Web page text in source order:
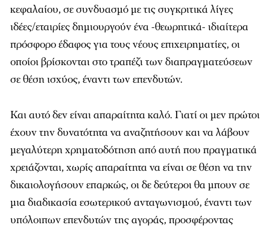
κεφαλαίου, σε συνδυασμό με τις συγκριτικά λίγες
ιδέες/εταιρίες δημιουργούν ένα -θεωρητικά- ιδιαίτερα
πρόσφορο έδαφος για τους νέους επιχειρηματίες, οι
οποίοι βρίσκονται στο τραπέζι των διαπραγματεύσεων
σε θέση ισχύος, έναντι των επενδυτών.
Και αυτό δεν είναι απαραίτητα καλό. Γιατί οι μεν πρώτοι
έχουν την δυνατότητα να αναζητήσουν και να λάβουν
μεγαλύτερη χρηματοδότηση από αυτή που πραγματικά
χρειάζονται, χωρίς απαραίτητα να είναι σε θέση να την
δικαιολογήσουν επαρκώς, οι δε δεύτεροι θα μπουν σε
μια διαδικασία εσωτερικού ανταγωνισμού, έναντι των
υπόλοιπων επενδυτών της αγοράς, προσφέροντας